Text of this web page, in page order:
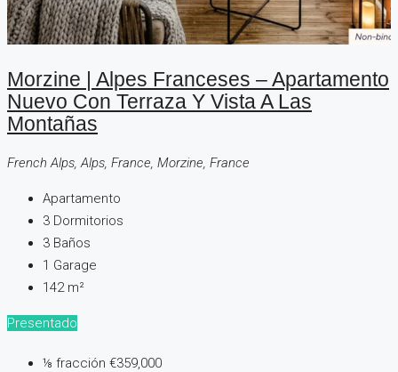
Morzine | Alpes Franceses – Apartamento
Nuevo Con Terraza Y Vista A Las
Montañas
French Alps, Alps, France, Morzine, France
Apartamento
3 Dormitorios
3 Baños
1 Garage
142 m²
Presentado
⅛ fracción €359,000